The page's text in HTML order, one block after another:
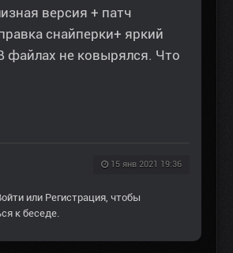
версия + патч
снайперки+ яркий
файлах не ковырялся. Что
15 янв 2021 19:36
или Регистрация , чтобы
к беседе.